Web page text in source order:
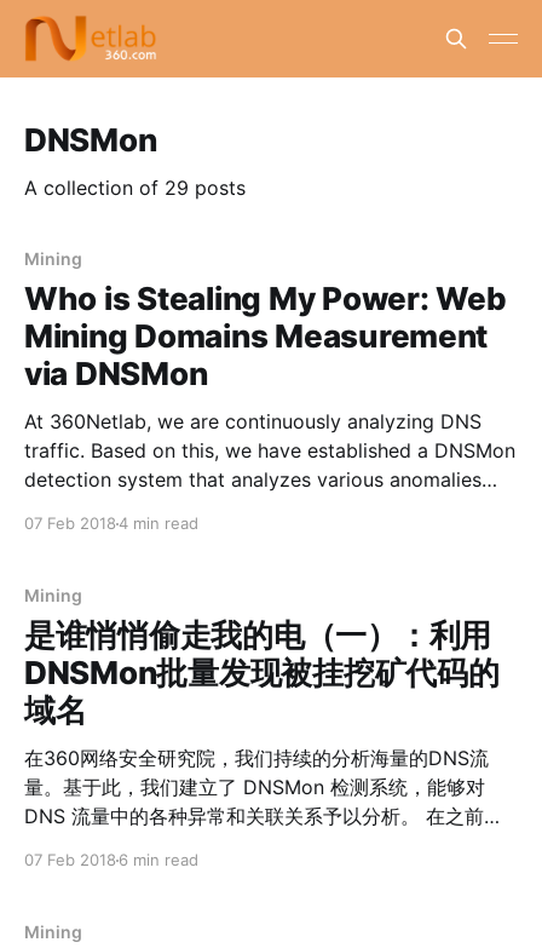
DNSMon
A collection of 29 posts
Mining
Who is Stealing My Power: Web
Mining Domains Measurement
via DNSMon
At 360Netlab, we are continuously analyzing DNS
traffic. Based on this, we have established a DNSMon
detection system that analyzes various anomalies
07 Feb 20184 min read
Mining
是谁悄悄偷走我的电（一）：利用
DNSMon批量发现被挂挖矿代码的
域名
在360网络安全研究院，我们持续的分析海量的DNS流
量。基于此，我们建立了 DNSMon 检测系统，能够对
DNS 流量中的各种异常和关联关系予以分析。 在之前的
况。 当前我们可以看到： * 0.2% 的网站在首页嵌入了
07 Feb 2018 6 min read
Mining